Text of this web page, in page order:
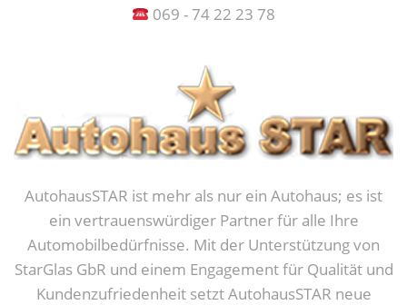
069 - 74 22 23 78
AutohausSTAR ist mehr als nur ein Autohaus; es ist
ein vertrauenswürdiger Partner für alle Ihre
Automobilbedürfnisse. Mit der Unterstützung von
StarGlas GbR und einem Engagement für Qualität und
Kundenzufriedenheit setzt AutohausSTAR neue